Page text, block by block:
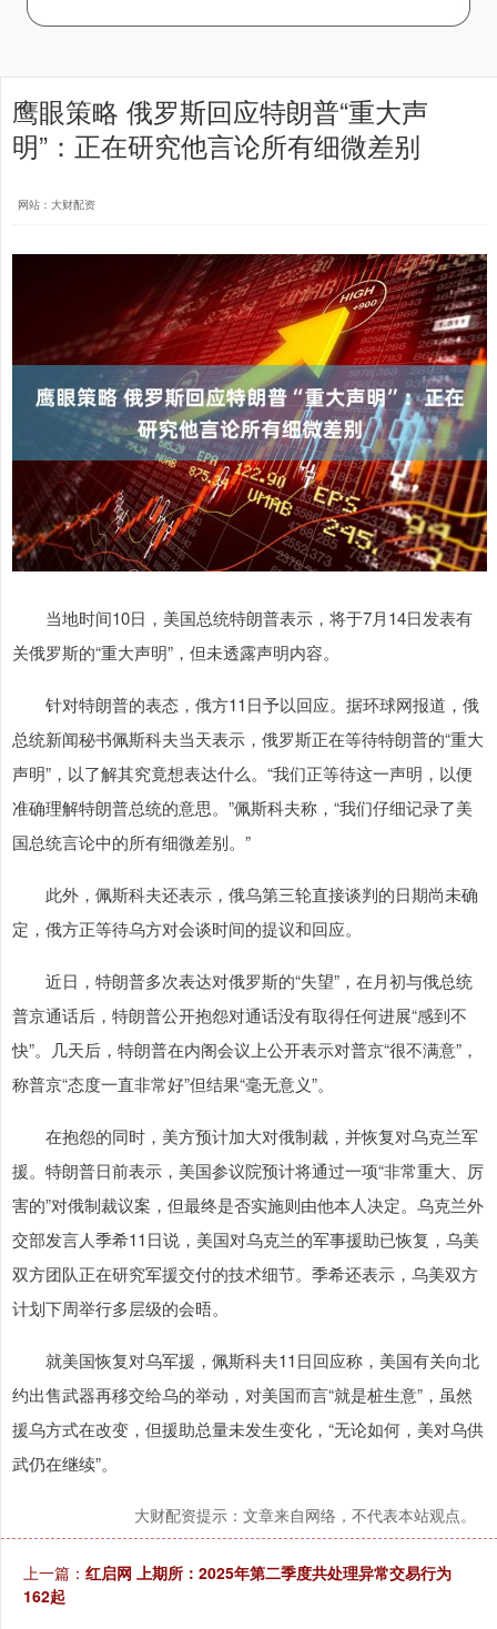
鹰眼策略 俄罗斯回应特朗普“重大声
明”：正在研究他言论所有细微差别
网站：大财配资
当地时间10日，美国总统特朗普表示，将于7月14日发表有
关俄罗斯的“重大声明”，但未透露声明内容。
针对特朗普的表态，俄方11日予以回应。据环球网报道，俄
总统新闻秘书佩斯科夫当天表示，俄罗斯正在等待特朗普的“重大
声明”，以了解其究竟想表达什么。“我们正等待这一声明，以便
准确理解特朗普总统的意思。”佩斯科夫称，“我们仔细记录了美
国总统言论中的所有细微差别。”
此外，佩斯科夫还表示，俄乌第三轮直接谈判的日期尚未确
定，俄方正等待乌方对会谈时间的提议和回应。
近日，特朗普多次表达对俄罗斯的“失望”，在月初与俄总统
普京通话后，特朗普公开抱怨对通话没有取得任何进展“感到不
快”。几天后，特朗普在内阁会议上公开表示对普京“很不满意”，
称普京“态度一直非常好”但结果“毫无意义”。
在抱怨的同时，美方预计加大对俄制裁，并恢复对乌克兰军
援。特朗普日前表示，美国参议院预计将通过一项“非常重大、厉
害的”对俄制裁议案，但最终是否实施则由他本人决定。乌克兰外
交部发言人季希11日说，美国对乌克兰的军事援助已恢复，乌美
双方团队正在研究军援交付的技术细节。季希还表示，乌美双方
计划下周举行多层级的会晤。
就美国恢复对乌军援，佩斯科夫11日回应称，美国有关向北
约出售武器再移交给乌的举动，对美国而言“就是桩生意”，虽然
援乌方式在改变，但援助总量未发生变化，“无论如何，美对乌供
武仍在继续”。
大财配资提示：文章来自网络，不代表本站观点。
上一篇： 红启网 上期所：2025年第二季度共处理异常交易行为
162起